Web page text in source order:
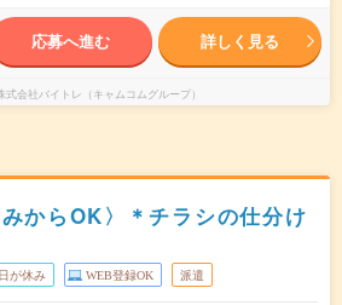
応募へ進む 詳しく見る
式会社バイトレ（キャムコムグループ）
みからOK〉＊チラシの仕分け
が休み WEB登録OK 派遣